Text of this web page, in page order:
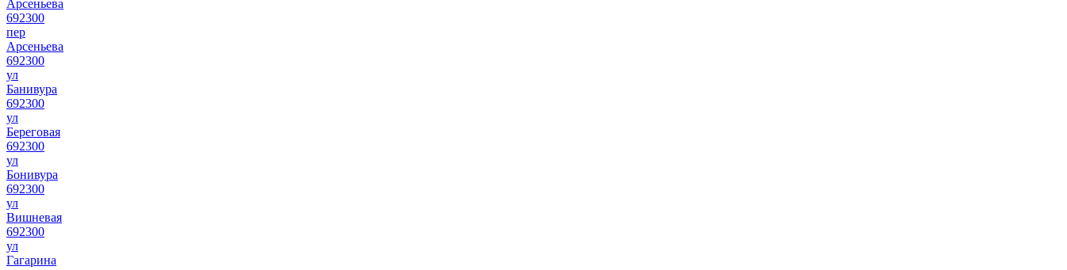
Арсеньева
692300
пер
Арсеньева
692300
ул
Банивура
692300
ул
Береговая
692300
ул
Бонивура
692300
ул
Вишневая
692300
ул
Гагарина